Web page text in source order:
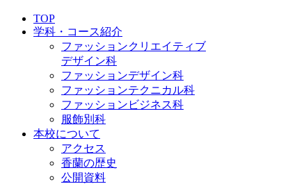
TOP
学科・コース紹介
ファッションクリエイティブ
デザイン科
ファッションデザイン科
ファッションテクニカル科
ファッションビジネス科
服飾別科
本校について
アクセス
香蘭の歴史
公開資料